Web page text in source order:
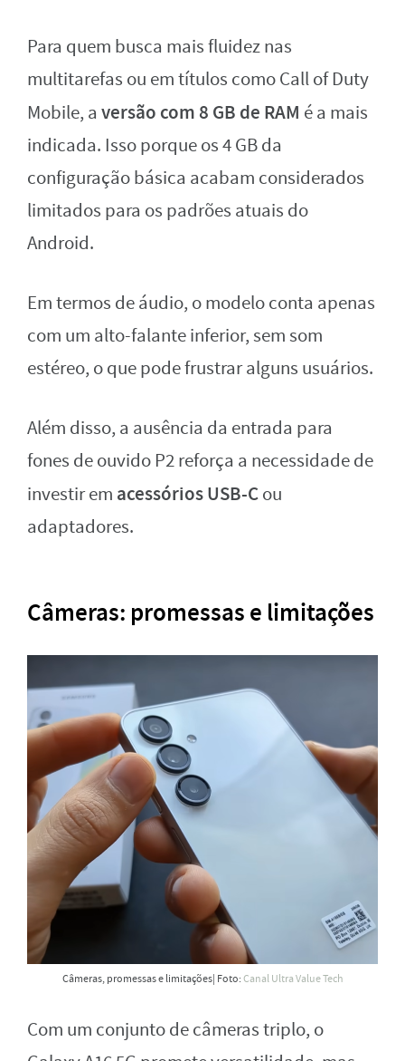
Para quem busca mais fluidez nas
multitarefas ou em títulos como Call of Duty
Mobile, a versão com 8 GB de RAM é a mais
indicada. Isso porque os 4 GB da
configuração básica acabam considerados
limitados para os padrões atuais do
Android.
Em termos de áudio, o modelo conta apenas
com um alto-falante inferior, sem som
estéreo, o que pode frustrar alguns usuários.
Além disso, a ausência da entrada para
fones de ouvido P2 reforça a necessidade de
investir em acessórios USB-Cou
adaptadores.
Câmeras: promessas e limitações
Câmeras, promessas e limitações| Foto:Canal Ultra Value Tech
Com um conjunto de câmeras triplo, o